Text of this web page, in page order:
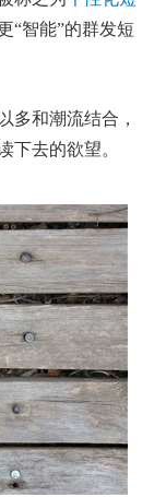
“智能”的群发短
多和潮流结合，
下去的欲望。